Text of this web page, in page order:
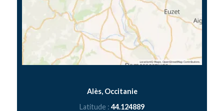
Alès, Occitanie
Latitude : 44.124889